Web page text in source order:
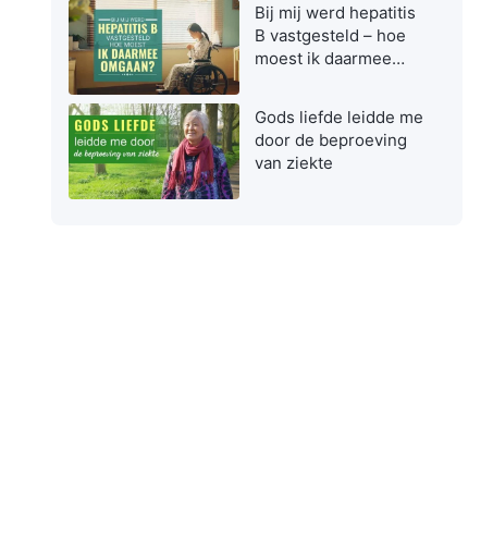
Bij mij werd hepatitis
B vastgesteld – hoe
moest ik daarmee
Gods liefde leidde me
door de beproeving
van ziekte